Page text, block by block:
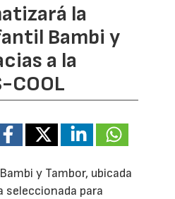
la
Bambi y
a la
y Tambor, ubicada
seleccionada para